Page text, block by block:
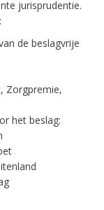
jurisprudentie.
de beslagvrije
Zorgpremie,
het beslag: